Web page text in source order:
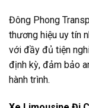
Đông Phong
thương hiệu uy tín
với đầy đủ tiện
định kỳ, đảm bảo
hành trình.